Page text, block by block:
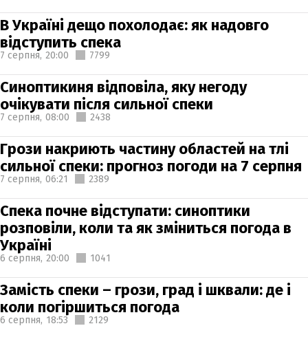
В Україні дещо похолодає: як надовго
відступить спека
7 серпня, 20:00 7799
Синоптикиня відповіла, яку негоду
очікувати після сильної спеки
7 серпня, 08:00 2438
Грози накриють частину областей на тлі
сильної спеки: прогноз погоди на 7 серпня
7 серпня, 06:21 2389
Спека почне відступати: синоптики
розповіли, коли та як зміниться погода в
Україні
6 серпня, 20:00 1041
Замість спеки – грози, град і шквали: де і
коли погіршиться погода
6 серпня, 18:53 2129